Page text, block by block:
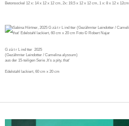
Betonsockel 12 x: 14 x 12 x 12 cm, 2x: 19,5 x 12 x 12 cm, 1 x: 8 x 12 x 12cm
G zä t r L ind tter 2025
(Gezähmter Leindotter / Camelina alyssum)
aus der 15-teiligen Serie ‚It’s a pity, that‘
Edelstahl lackiert, 60 cm x 20 cm